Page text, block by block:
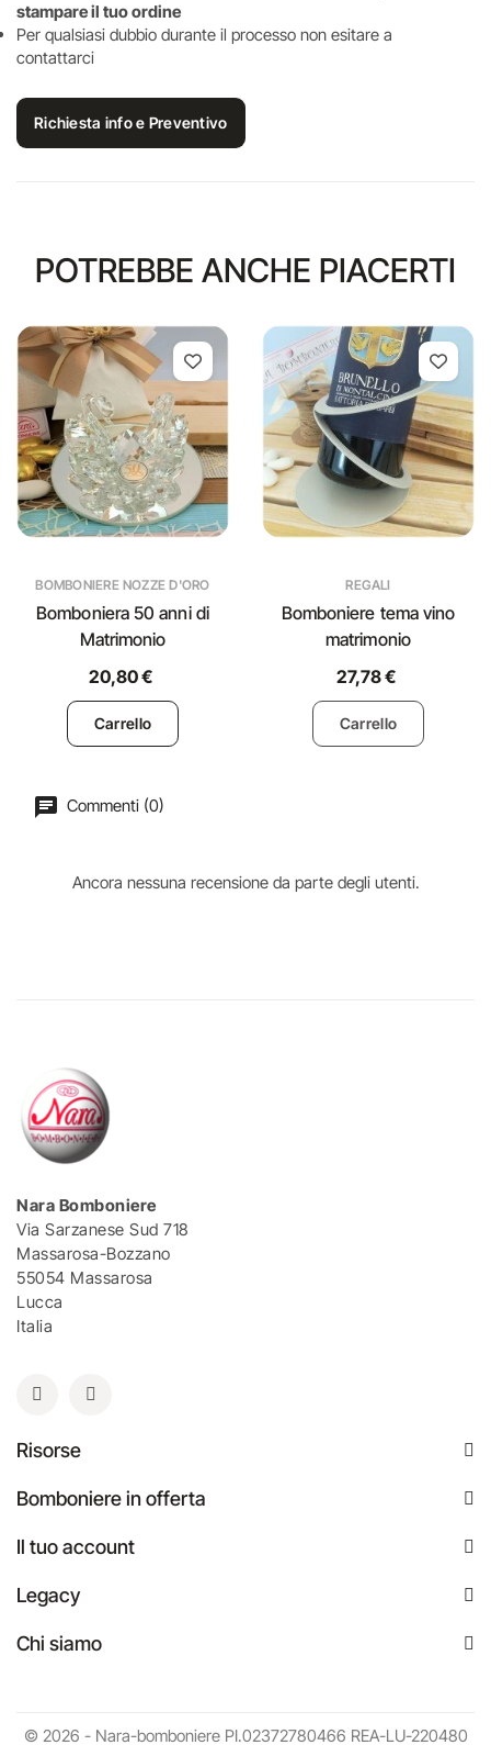
stampare il tuo ordine
Per qualsiasi dubbio durante il processo non esitare a
contattarci
Richiesta info e Preventivo
POTREBBE ANCHE PIACERTI
BOMBONIERE NOZZE D'ORO
Bomboniera 50 anni di
Matrimonio
20,80 €
Carrello
REGALI
Bomboniere tema vino
matrimonio
27,78 €
Carrello
Commenti (0)
Ancora nessuna recensione da parte degli utenti.
Nara Bomboniere
Via Sarzanese Sud 718
Massarosa-Bozzano
55054 Massarosa
Lucca
Italia
Risorse
Bomboniere in offerta
Il tuo account
Legacy
Chi siamo
© 2026 - Nara-bomboniere PI.02372780466 REA-LU-220480